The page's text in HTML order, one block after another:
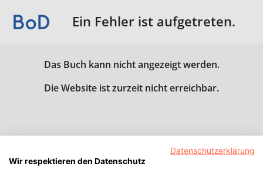
Ein Fehler ist aufgetreten.
Das Buch kann nicht angezeigt werden.
Die Website ist zurzeit nicht erreichbar.
Datenschutzerklärung
Wir respektieren den Datenschutz